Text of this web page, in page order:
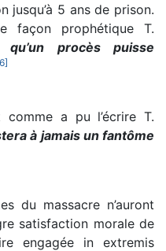
jusqu’à 5 ans de prison.
façon prophétique T.
procès puisse
]
a pu l’écrire T.
à jamais un fantôme
du massacre n’auront
satisfaction morale de
engagée in extremis